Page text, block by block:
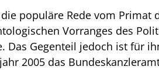
populäre Rede vom Primat
Vorranges des
Das Gegenteil jedoch ist für
2005 das